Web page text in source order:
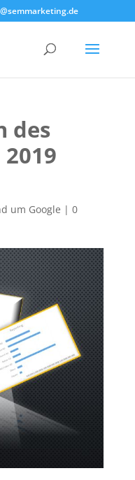
des
um Google | 0